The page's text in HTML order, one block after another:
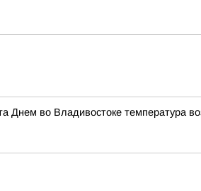
Днем во Владивостоке температура